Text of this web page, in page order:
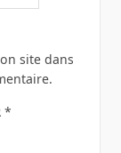
site dans
*